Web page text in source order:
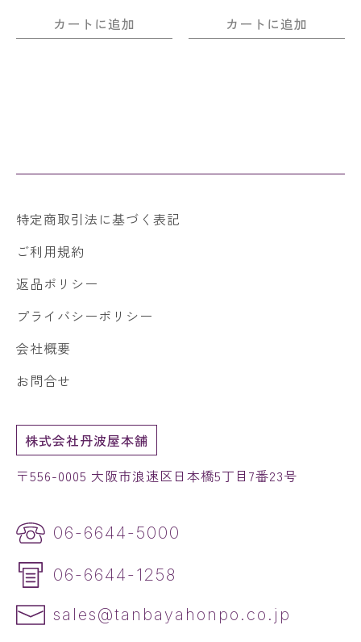
カートに追加
カートに追加
特定商取引法に基づく表記
ご利用規約
返品ポリシー
プライバシーポリシー
会社概要
お問合せ
株式会社丹波屋本舗
〒556-0005 大阪市浪速区日本橋5丁目7番23号
06-6644-5000
06-6644-1258
sales@tanbayahonpo.co.jp